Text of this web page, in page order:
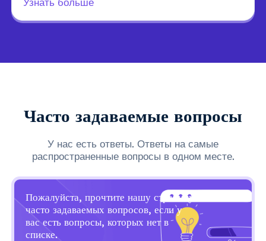
Часто задаваемые вопросы
У нас есть ответы. Ответы на самые
распространенные вопросы в одном месте.
Пожалуйста, прочтите нашу страницу
часто задаваемых вопросов, если у
вас есть вопросы, которых нет в
списке.